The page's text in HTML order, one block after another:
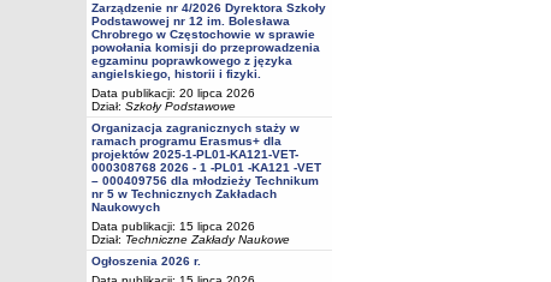
Zarządzenie nr 4/2026 Dyrektora Szkoły
Podstawowej nr 12 im. Bolesława
Chrobrego w Częstochowie w sprawie
powołania komisji do przeprowadzenia
egzaminu poprawkowego z języka
angielskiego, historii i fizyki.
Data publikacji: 20 lipca 2026
Dział: Szkoły Podstawowe
Organizacja zagranicznych staży w
ramach programu Erasmus+ dla
projektów 2025-1-PL01-KA121-VET-
000308768 2026 - 1 -PL01 -KA121 -VET
– 000409756 dla młodzieży Technikum
nr 5 w Technicznych Zakładach
Naukowych
Data publikacji: 15 lipca 2026
Dział: Techniczne Zakłady Naukowe
Ogłoszenia 2026 r.